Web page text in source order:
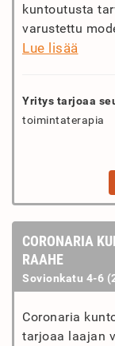
kuntoutusta
varustettu
Lue lisää
Yritys tarjoaa
toimintaterapia
CORONARIA
RAAHE
Sovionkatu 4-6
Coronaria
tarjoaa laajan